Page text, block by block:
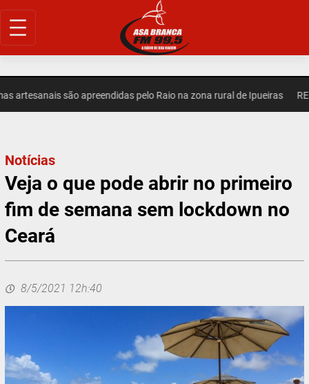
Pular
para
artesanais são apreendidas pelo Raio na zona rural de Ipueiras
Notícias
Veja o que pode abrir no primeiro
fim de semana sem lockdown no
Ceará
8/5/2021 12h:40